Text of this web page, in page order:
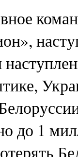
до 1